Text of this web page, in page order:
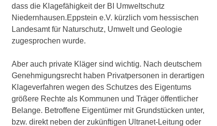
dass die Klagefähigkeit der BI Umweltschutz
Niedernhausen.Eppstein e.V. kürzlich vom hessischen
Landesamt für Naturschutz, Umwelt und Geologie
zugesprochen wurde.
Aber auch private Kläger sind wichtig. Nach deutschem
Genehmigungsrecht haben Privatpersonen in derartigen
Klageverfahren wegen des Schutzes des Eigentums
größere Rechte als Kommunen und Träger öffentlicher
Belange. Betroffene Eigentümer mit Grundstücken unter,
bzw. direkt neben der zukünftigen Ultranet-Leitung oder